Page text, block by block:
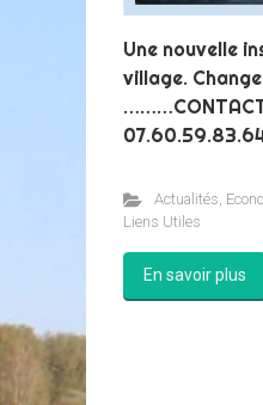
Une nouvelle
village.
Actualités,
Liens Utiles
En savoir plus